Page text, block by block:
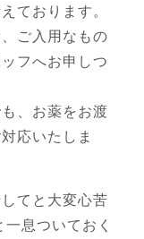
ております。
ご入用なもの
フへお申しつ
、お薬をお渡
応いたしま
てと大変心苦
息ついておく